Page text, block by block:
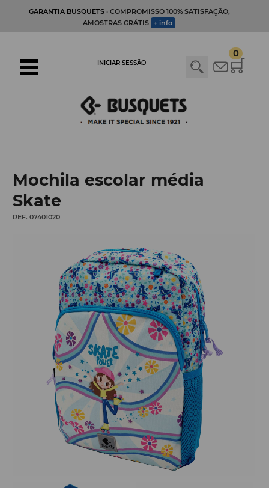
GARANTIA BUSQUETS· COMPROMISSO 100% SATISFAÇÃO,
AMOSTRAS GRÁTIS + info
0
INICIAR SESSÃO
Mochila escolar média
Skate
REF. 07401020